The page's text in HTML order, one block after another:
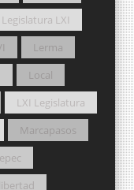
Legislatura LXI
Lerma
Local
LXI Legislatura
Marcapasos